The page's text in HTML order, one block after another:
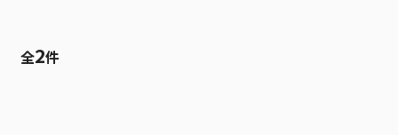
全2件